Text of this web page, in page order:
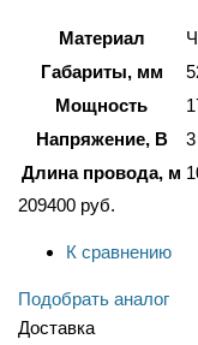
Материал
Габариты, мм
Мощность
Напряжение, В
Длина провода, м
209400 руб.
К сравнению
Подобрать аналог
Доставка